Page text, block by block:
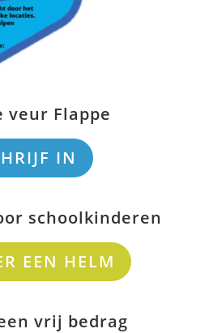
veur Flappe
IN
schoolkinderen
EEN HELM
vrij bedrag